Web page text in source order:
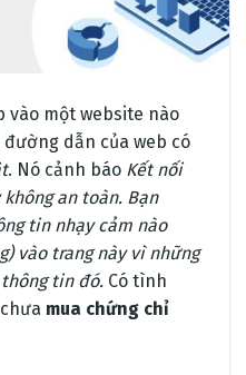
một website nào
dẫn của web có
. Nó cảnh báo Kết nối
an toàn. Bạn
tin nhạy cảm nào
vào trang này vì những
tin đó. Có tình
mua chứng chỉ